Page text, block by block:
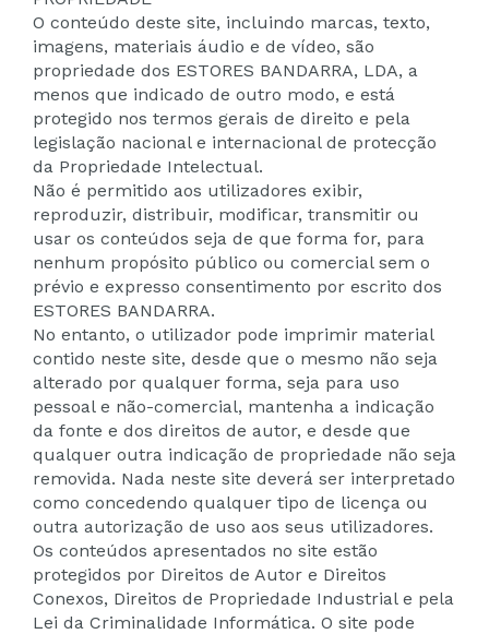
O conteúdo deste site, incluindo marcas, texto,
imagens, materiais áudio e de vídeo, são
propriedade dos ESTORES BANDARRA, LDA, a
menos que indicado de outro modo, e está
protegido nos termos gerais de direito e pela
legislação nacional e internacional de protecção
da Propriedade Intelectual.
Não é permitido aos utilizadores exibir,
reproduzir, distribuir, modificar, transmitir ou
usar os conteúdos seja de que forma for, para
nenhum propósito público ou comercial sem o
prévio e expresso consentimento por escrito dos
ESTORES BANDARRA.
No entanto, o utilizador pode imprimir material
contido neste site, desde que o mesmo não seja
alterado por qualquer forma, seja para uso
pessoal e não-comercial, mantenha a indicação
da fonte e dos direitos de autor, e desde que
qualquer outra indicação de propriedade não seja
removida. Nada neste site deverá ser interpretado
como concedendo qualquer tipo de licença ou
outra autorização de uso aos seus utilizadores.
Os conteúdos apresentados no site estão
protegidos por Direitos de Autor e Direitos
Conexos, Direitos de Propriedade Industrial e pela
Lei da Criminalidade Informática. O site pode